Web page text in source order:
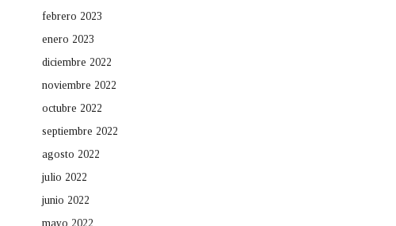
febrero 2023
enero 2023
diciembre 2022
noviembre 2022
octubre 2022
septiembre 2022
agosto 2022
julio 2022
junio 2022
mayo 2022